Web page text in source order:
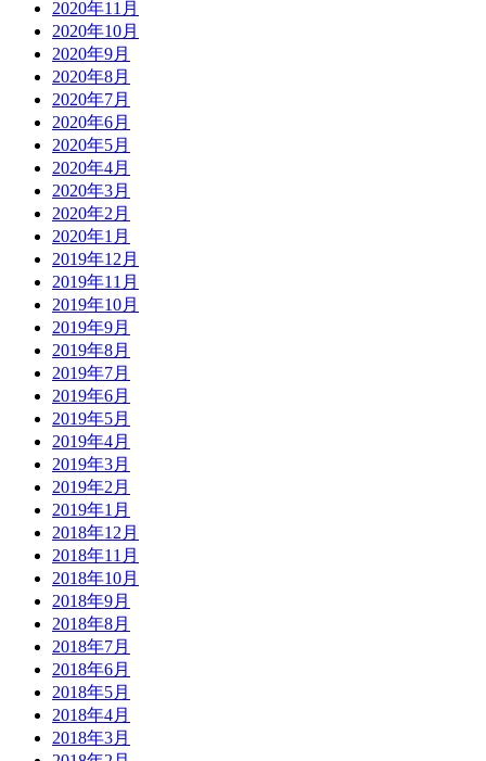
2020年11月
2020年10月
2020年9月
2020年8月
2020年7月
2020年6月
2020年5月
2020年4月
2020年3月
2020年2月
2020年1月
2019年12月
2019年11月
2019年10月
2019年9月
2019年8月
2019年7月
2019年6月
2019年5月
2019年4月
2019年3月
2019年2月
2019年1月
2018年12月
2018年11月
2018年10月
2018年9月
2018年8月
2018年7月
2018年6月
2018年5月
2018年4月
2018年3月